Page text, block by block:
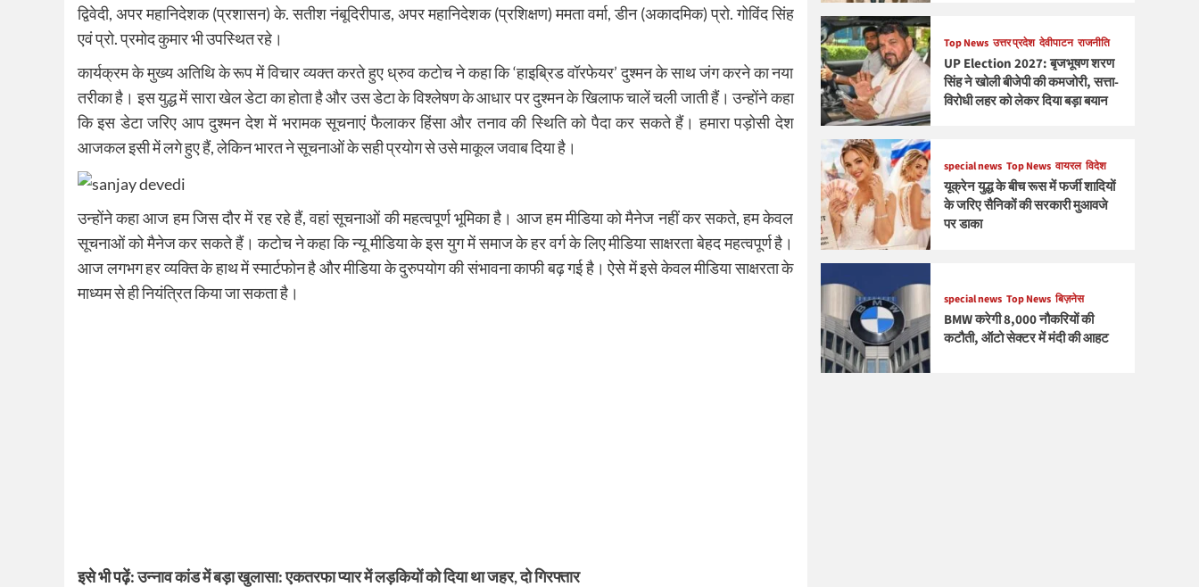
द्विवेदी, अपर महानिदेशक (प्रशासन) के. सतीश नंबूदिरीपाड, अपर महानिदेशक (प्रशिक्षण) ममता वर्मा, डीन (अकादमिक) प्रो. गोविंद सिंह
एवं प्रो. प्रमोद कुमार भी उपस्थित रहे।
कार्यक्रम के मुख्य अतिथि के रूप में विचार व्यक्त करते हुए ध्रुव कटोच ने कहा कि ‘हाइब्रिड वॉरफेयर’ दुश्मन के साथ जंग करने का नया
तरीका है। इस युद्ध में सारा खेल डेटा का होता है और उस डेटा के विश्लेषण के आधार पर दुश्मन के खिलाफ चालें चली जाती हैं। उन्होंने कहा
कि इस डेटा जरिए आप दुश्मन देश में भरामक सूचनाएं फैलाकर हिंसा और तनाव की स्थिति को पैदा कर सकते हैं। हमारा पड़ोसी देश
आजकल इसी में लगे हुए हैं, लेकिन भारत ने सूचनाओं के सही प्रयोग से उसे माकूल जवाब दिया है।
उन्होंने कहा आज हम जिस दौर में रह रहे हैं, वहां सूचनाओं की महत्वपूर्ण भूमिका है। आज हम मीडिया को मैनेज नहीं कर सकते, हम केवल
सूचनाओं को मैनेज कर सकते हैं। कटोच ने कहा कि न्यू मीडिया के इस युग में समाज के हर वर्ग के लिए मीडिया साक्षरता बेहद महत्वपूर्ण है।
आज लगभग हर व्यक्ति के हाथ में स्मार्टफोन है और मीडिया के दुरुपयोग की संभावना काफी बढ़ गई है। ऐसे में इसे केवल मीडिया साक्षरता के
माध्यम से ही नियंत्रित किया जा सकता है।
इसे भी पढ़ें:उन्नाव कांड में बड़ा खुलासा: एकतरफा प्यार में लड़कियों को दिया था जहर, दो गिरफ्तार
Top News उत्तर प्रदेश देवीपाटन राजनीति
UP Election 2027: बृजभूषण शरण
सिंह ने खोली बीजेपी की कमजोरी, सत्ता-
विरोधी लहर को लेकर दिया बड़ा बयान
special news Top News वायरल विदेश
यूक्रेन युद्ध के बीच रूस में फर्जी शादियों
के जरिए सैनिकों की सरकारी मुआवजे
पर डाका
special news Top News बिज़नेस
BMW करेगी 8,000 नौकरियों की
कटौती, ऑटो सेक्टर में मंदी की आहट